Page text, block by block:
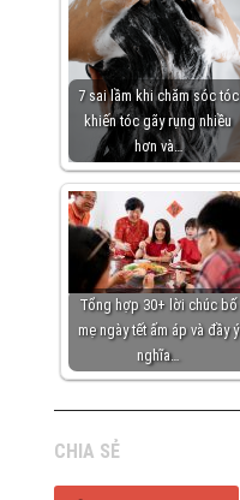
7 sai lầm khi chăm sóc tóc
khiến tóc gãy rụng nhiều
hơn và…
Tổng hợp 30+ lời chúc bố
mẹ ngày tết ấm áp và đầy ý
nghĩa…
CHIA SẺ